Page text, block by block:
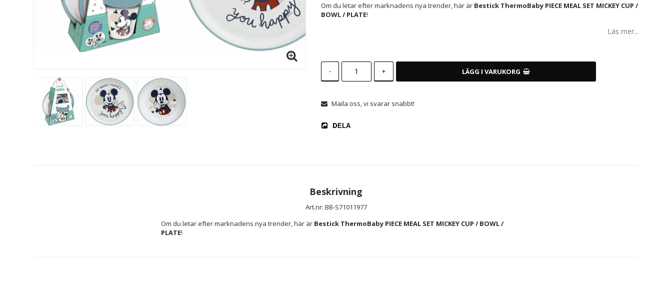
Om du letar efter marknadens nya trender, här är Bestick ThermoBaby PIECE MEAL SET MICKEY CUP /
BOWL / PLATE!
Läs mer...
- + LÄGG I VARUKORG
Maila oss, vi svarar snabbt!
DELA
Beskrivning
Art.nr: BB-S71011977
Om du letar efter marknadens nya trender, här är Bestick ThermoBaby PIECE MEAL SET MICKEY CUP / BOWL /
PLATE!